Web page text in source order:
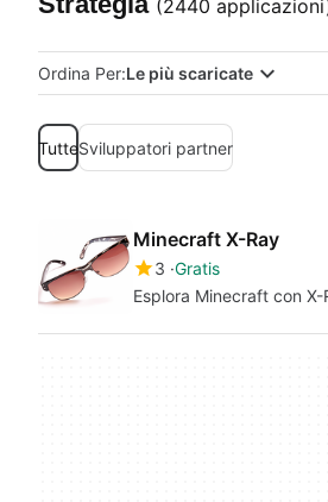
(2440
Ordina Per:Le più scaricate
TutteSviluppatori partner
Minecraft X-Ray
3 Gratis
Esplora Minecraft con X-